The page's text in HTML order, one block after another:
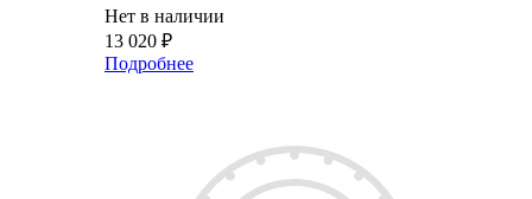
Нет в наличии
13 020 ₽
Подробнее